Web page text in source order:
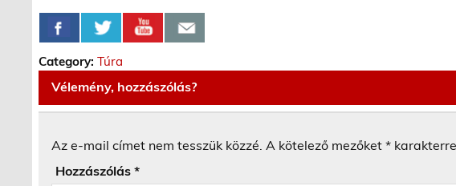
Category:Túra
Vélemény, hozzászólás?
Az e-mail címet nem tesszük közzé. A kötelező mezőket*
Hozzászólás*